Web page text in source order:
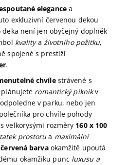
elegancea
exkluzivní červenou dekou
deka není jen obyčejný doplněk
kvalitya životního požitku,
spojené s prestiží
.
chvílestrávené s
romantický piknikv
v parku, nebo jen
pro chvíle pohody
s velkorysými rozměry 160 x 100
prostorua maximální
barvaokamžitě upoutá
okamžiku punc luxusu a